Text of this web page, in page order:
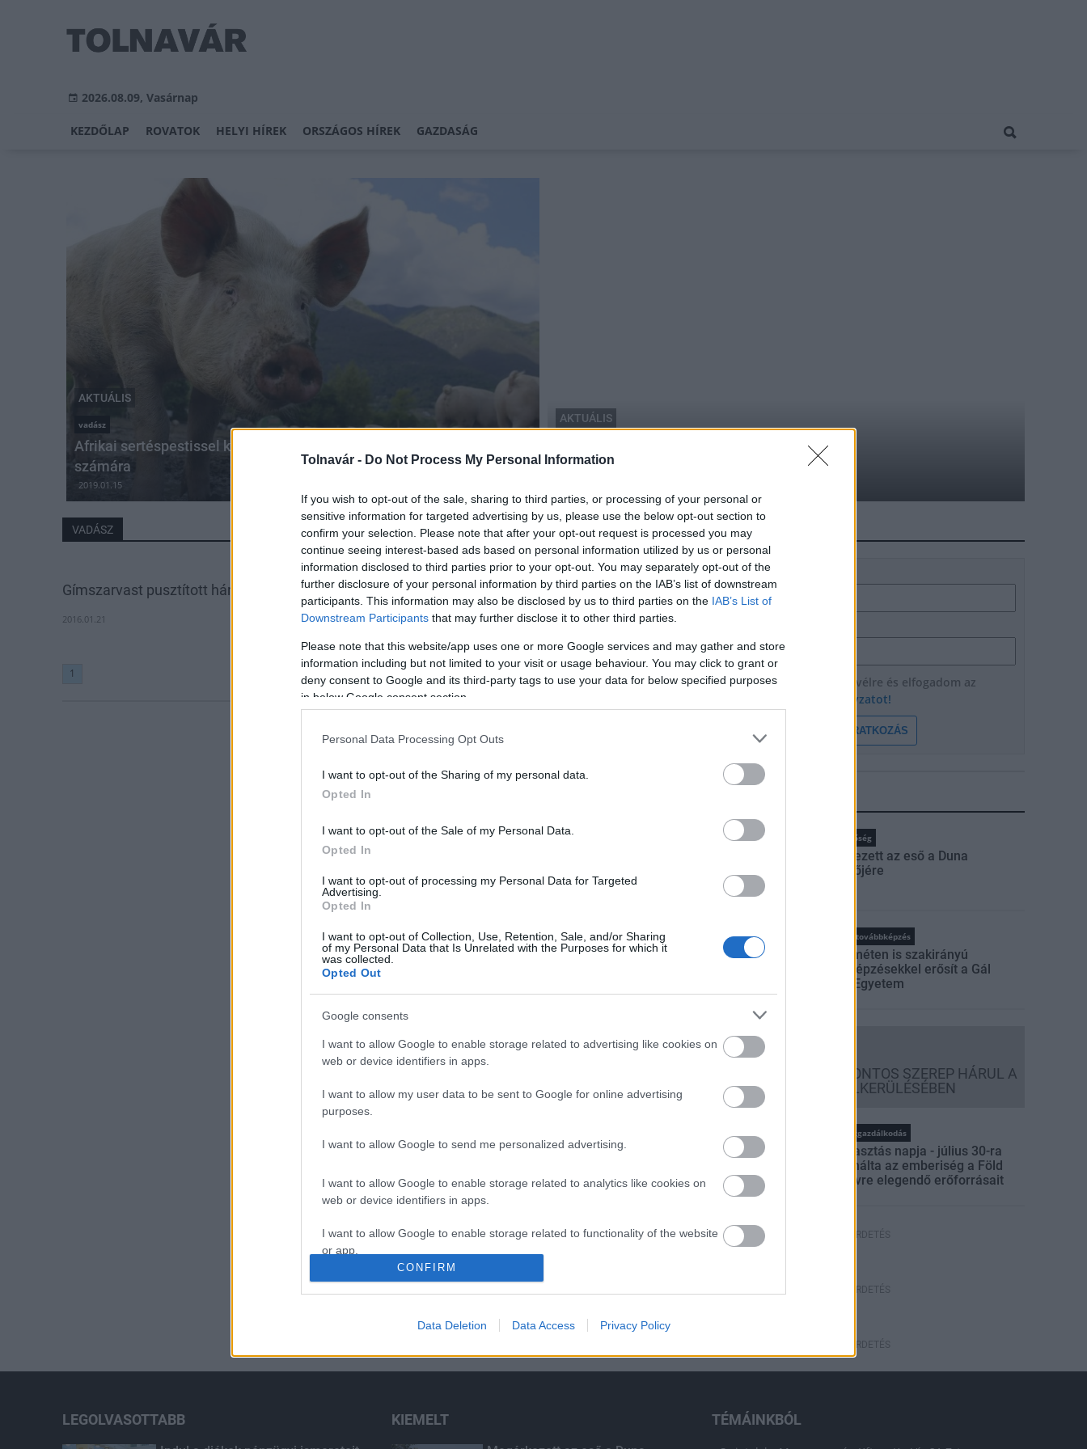
Tolnavár - Do Not Process My Personal Information
If you wish to opt-out of the sale, sharing to third parties, or processing of your personal or
sensitive information for targeted advertising by us, please use the below opt-out section to
confirm your selection. Please note that after your opt-out request is processed you may
continue seeing interest-based ads based on personal information utilized by us or personal
information disclosed to third parties prior to your opt-out. You may separately opt-out of the
further disclosure of your personal information by third parties on the IAB’s list of downstream
participants. This information may also be disclosed by us to third parties on the IAB’s List of
Downstream Participants that may further disclose it to other third parties.
Please note that this website/app uses one or more Google services and may gather and store
information including but not limited to your visit or usage behaviour. You may click to grant or
deny consent to Google and its third-party tags to use your data for below specified purposes
in below Google consent section.
Personal Data Processing Opt Outs
I want to opt-out of the Sharing of my personal data.
Opted In
I want to opt-out of the Sale of my Personal Data.
Opted In
I want to opt-out of processing my Personal Data for Targeted
Advertising.
Opted In
I want to opt-out of Collection, Use, Retention, Sale, and/or Sharing
of my Personal Data that Is Unrelated with the Purposes for which it
was collected.
Opted Out
Google consents
I want to allow Google to enable storage related to advertising like cookies on
web or device identifiers in apps.
I want to allow my user data to be sent to Google for online advertising
purposes.
I want to allow Google to send me personalized advertising.
I want to allow Google to enable storage related to analytics like cookies on
web or device identifiers in apps.
I want to allow Google to enable storage related to functionality of the website
or app.
I want to allow Google to enable storage related to personalization.
I want to allow Google to enable storage related to security, including
CONFIRM
Data Deletion Data Access Privacy Policy
2026.08.09, Vasárnap
KEZDŐLAP ROVATOK HELYI HÍREK ORSZÁGOS HÍREK GAZDASÁG
AKTUÁLIS
vadász
Afrikai sertéspestissel kapcsolatos járványügyi képzés vadászok
számára
2019.01.15
AKTUÁLIS
A „puskás emberek” közösen ünnepeltek
VADÁSZ
Gímszarvast pusztított három nógrádi férfi
2016.01.21
1
HÍRLEVÉL
Név
Feliratkozom a hírlevélre és elfogadom az
adatvédelmi szabályzatot!
FELIRATKOZÁS
Országos hírek hőség
Megérkezett az eső a Duna
vízgyűjtőjére
Országos hírek továbbképzés
Kecskeméten is szakirányú
továbbképzésekkel erősít a Gál
Ferenc Egyetem
Országos hírek
A LAKOSSÁGRA IS FONTOS SZEREP HÁRUL A
SZÚNYOGINVÁZIÓ ELKERÜLÉSÉBEN
vízgazdálkodás
Túlfogyasztás napja - július 30-ra
felhasználta az emberiség a Föld
egész évre elegendő erőforrásait
HIRDETÉS
HIRDETÉS
HIRDETÉS
LEGOLVASOTTABB KIEMELT TÉMÁINKBÓL